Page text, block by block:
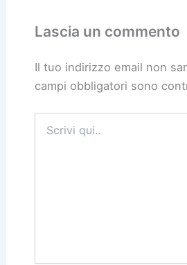
Lascia un commento
Il tuo indirizzo email non
campi obbligatori sono
qui..